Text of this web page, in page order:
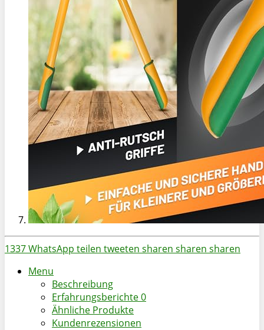
1337WhatsApp teilen tweeten sharen sharen sharen
Menu
Beschreibung
Erfahrungsberichte0
Ähnliche Produkte
Kundenrezensionen